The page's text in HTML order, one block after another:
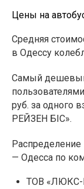
Цены на
Средняя
в Одессу
Самый
руб. за одного
РЕЙЗЕН БІС».
Распределение
— Одесса по
ТОВ «ЛЮКС-